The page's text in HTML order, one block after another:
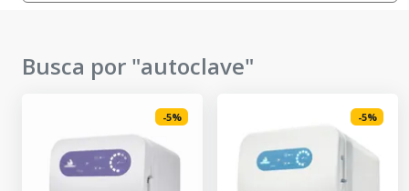
Busca por "autoclave"
-5% -5%